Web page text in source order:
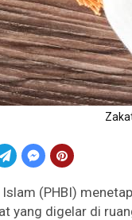
(PHBI)
yang digelar di